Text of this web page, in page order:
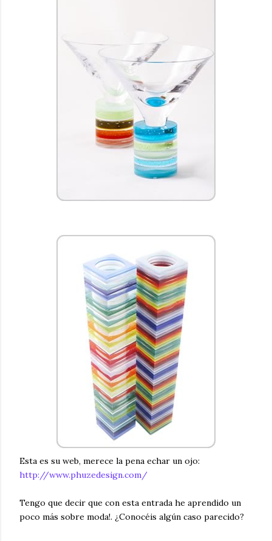
Esta es su web, merece la pena echar un ojo:
http://www.phuzedesign.com/
Tengo que decir que con esta entrada he aprendido un
poco más sobre moda!. ¿Conocéis algún caso parecido?